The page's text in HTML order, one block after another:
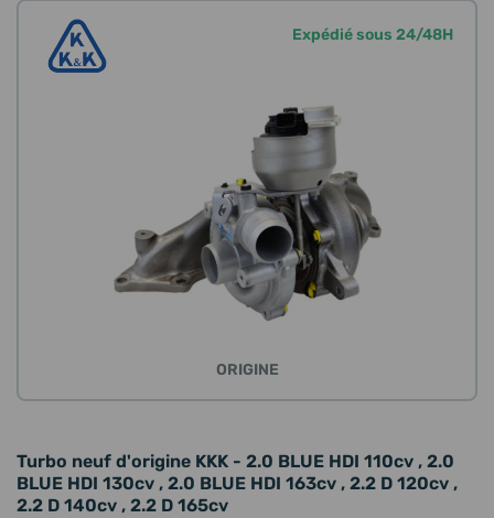
Expédié sous 24/48H
ORIGINE
Turbo neuf d'origine KKK - 2.0 BLUE HDI 110cv , 2.0
BLUE HDI 130cv , 2.0 BLUE HDI 163cv , 2.2 D 120cv ,
2.2 D 140cv , 2.2 D 165cv